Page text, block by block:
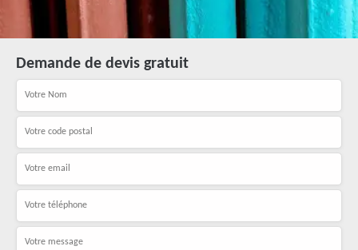
Demande de devis gratuit